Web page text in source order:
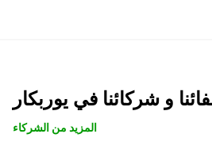
و شركائنا في يوربكار
المزيد من الشركاء